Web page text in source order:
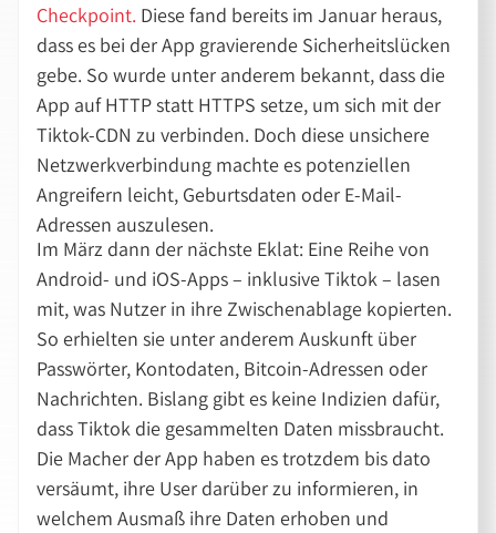
Checkpoint. Diese fand bereits im Januar heraus,
dass es bei der App gravierende Sicherheitslücken
gebe. So wurde unter anderem bekannt, dass die
App auf HTTP statt HTTPS setze, um sich mit der
Tiktok-CDN zu verbinden. Doch diese unsichere
Netzwerkverbindung machte es potenziellen
Angreifern leicht, Geburtsdaten oder E-Mail-
Adressen auszulesen.
Im März dann der nächste Eklat: Eine Reihe von
Android- und iOS-Apps – inklusive Tiktok – lasen
mit, was Nutzer in ihre Zwischenablage kopierten.
So erhielten sie unter anderem Auskunft über
Passwörter, Kontodaten, Bitcoin-Adressen oder
Nachrichten. Bislang gibt es keine Indizien dafür,
dass Tiktok die gesammelten Daten missbraucht.
Die Macher der App haben es trotzdem bis dato
versäumt, ihre User darüber zu informieren, in
welchem Ausmaß ihre Daten erhoben und